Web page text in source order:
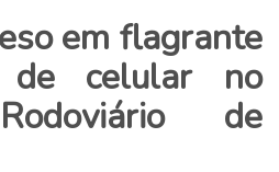
em flagrante
celular no
de